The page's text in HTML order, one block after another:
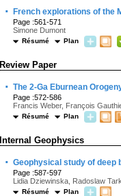
· French explorations of the
Page :561-571
Simone Dumont
Résumé Plan
Review Paper
· The 2-Ga Eburnean
Page :572-586
Francis Weber, François
Résumé Plan
Internal Geophysics
· Geophysical study of deep
Page :587-597
Lidia Dziewinska, Radoslaw
Résumé Plan